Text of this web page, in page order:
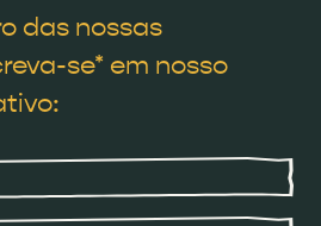
das nossas
se* em nosso